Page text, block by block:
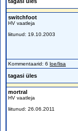
switchfoot
HV vaatleja
liitunud: 19.10.2003
Kommentaarid: 6 loe/lisa
tagasi üles
mortral
HV vaatleja
liitunud: 26.06.2011